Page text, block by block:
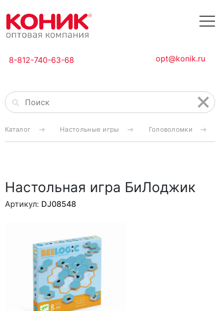
8-812-740-63-68 opt@konik.ru
Каталог Настольные игры Головоломки
Настольная игра БиЛоджик
Артикул: DJ08548